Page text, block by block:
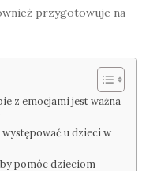
przygotowuje na
z emocjami jest ważna
u dzieci w
pomóc dzieciom